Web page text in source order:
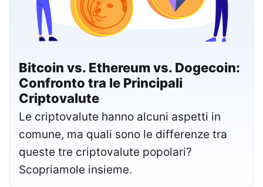
Bitcoin vs. Ethereum vs. Dogecoin:
Confronto tra le Principali
Criptovalute
Le criptovalute hanno alcuni aspetti in
comune, ma quali sono le differenze tra
queste tre criptovalute popolari?
Scopriamole insieme.